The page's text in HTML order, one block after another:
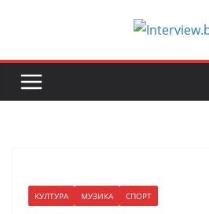
КУЛТУРА МУЗИКА СПОРТ